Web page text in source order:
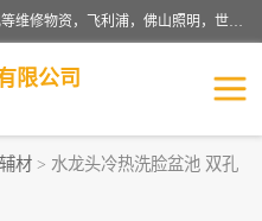
专业配送水暖器材、光源灯具、五金交电等维修物资，飞利浦，佛山照明，世达，博世，九牧，特陶等各产品涉及国内外知名品牌。公司专注与物业、学校、酒店、工厂等单位合作，提供一站式配送服务，降低客户综合成本。依托电子商务改变传统模式，以专业的团队为客户提供24H物资配送到达，货到月结、统一开票，便捷退换等服务，提高了企业的运营效率。
限公司
材 > 水龙头冷热洗脸盆池 双孔